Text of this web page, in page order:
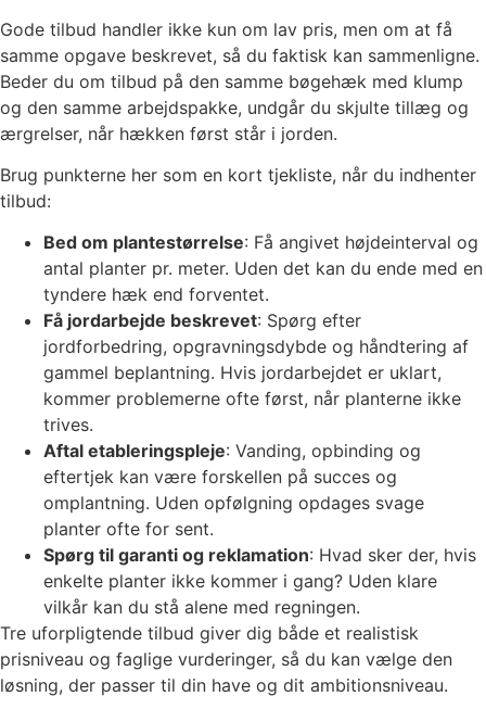
Gode tilbud handler ikke kun om lav pris, men om at få
samme opgave beskrevet, så du faktisk kan sammenligne.
Beder du om tilbud på den samme bøgehæk med klump
og den samme arbejdspakke, undgår du skjulte tillæg og
ærgrelser, når hækken først står i jorden.
Brug punkterne her som en kort tjekliste, når du indhenter
tilbud:
Bed om plantestørrelse: Få angivet højdeinterval og
antal planter pr. meter. Uden det kan du ende med en
tyndere hæk end forventet.
Få jordarbejde beskrevet: Spørg efter
jordforbedring, opgravningsdybde og håndtering af
gammel beplantning. Hvis jordarbejdet er uklart,
kommer problemerne ofte først, når planterne ikke
trives.
Aftal etableringspleje: Vanding, opbinding og
eftertjek kan være forskellen på succes og
omplantning. Uden opfølgning opdages svage
planter ofte for sent.
Spørg til garanti og reklamation: Hvad sker der, hvis
enkelte planter ikke kommer i gang? Uden klare
vilkår kan du stå alene med regningen.
Tre uforpligtende tilbud giver dig både et realistisk
prisniveau og faglige vurderinger, så du kan vælge den
løsning, der passer til din have og dit ambitionsniveau.